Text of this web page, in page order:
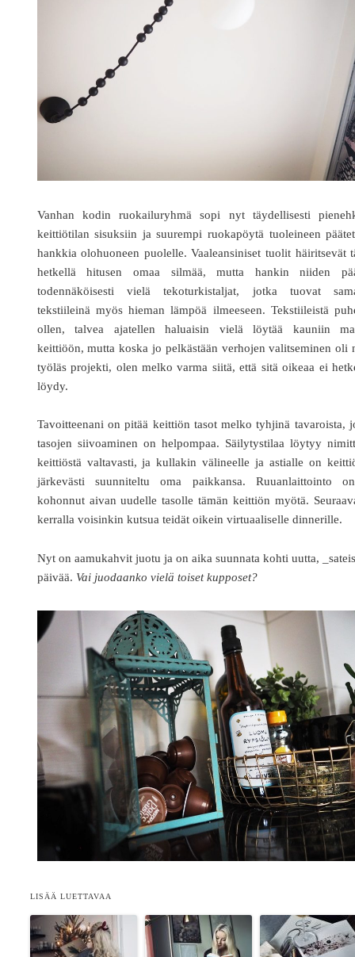
Vanhan kodin ruokailuryhmä sopi nyt täydellisesti
keittiötilan sisuksiin ja suurempi ruokapöytä tuoleineen
hankkia olohuoneen puolelle. Vaaleansiniset tuolit häiritsevät
hetkellä hitusen omaa silmää, mutta hankin niiden
todennäköisesti vielä tekoturkistaljat, jotka tuovat
tekstiileinä myös hieman lämpöä ilmeeseen. Tekstiileistä
ollen, talvea ajatellen haluaisin vielä löytää kauniin
keittiöön, mutta koska jo pelkästään verhojen valitseminen oli
työläs projekti, olen melko varma siitä, että sitä oikeaa ei
löydy.
Tavoitteenani on pitää keittiön tasot melko tyhjinä tavaroista,
tasojen siivoaminen on helpompaa. Säilytystilaa löytyy
keittiöstä valtavasti, ja kullakin välineelle ja astialle on
järkevästi suunniteltu oma paikkansa. Ruuanlaittointo
kohonnut aivan uudelle tasolle tämän keittiön myötä.
kerralla voisinkin kutsua teidät oikein virtuaaliselle dinnerille.
Nyt on aamukahvit juotu ja on aika suunnata kohti uutta,
päivää. Vai juodaanko vielä toiset kupposet?
LISÄÄ LUETTAVAA